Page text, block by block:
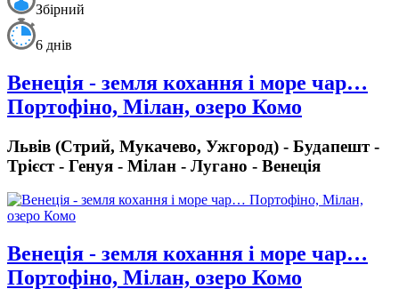
Збірний
6 днів
Венеція - земля кохання і море чар…
Портофіно, Мілан, озеро Комо
Львів (Стрий, Мукачево, Ужгород) - Будапешт -
Трієст - Генуя - Мілан - Лугано - Венеція
Венеція - земля кохання і море чар…
Портофіно, Мілан, озеро Комо